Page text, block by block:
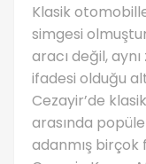
Klasik
simgesi
aracı değil,
ifadesi olduğu
Cezayir’de
arasında
adanmış birçok